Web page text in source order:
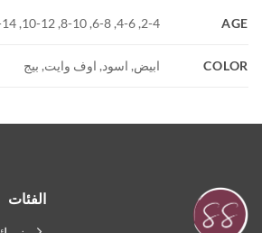
ابيض, اسود, اوف وايت, بيج
الفئات